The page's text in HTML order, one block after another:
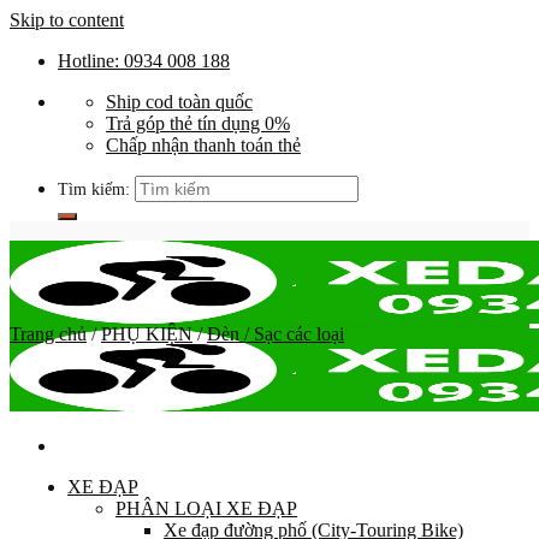
Skip to content
Hotline: 0934 008 188
Ship cod toàn quốc
Trả góp thẻ tín dụng 0%
Chấp nhận thanh toán thẻ
Tìm kiếm:
XE ĐẠP
PHÂN LOẠI XE ĐẠP
Xe đạp đường phố (City-Touring Bike)
Trang chủ / PHỤ KIỆN / Đèn / Sạc các loại